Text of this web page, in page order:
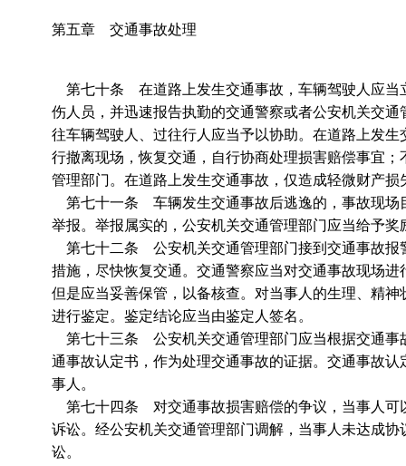
第五章 交通事故处理
第七十条 在道路上发生交通事故，车辆驾驶人应当
伤人员，并迅速报告执勤的交通警察或者公安机关交
往车辆驾驶人、过往行人应当予以协助。在道路上发
行撤离现场，恢复交通，自行协商处理损害赔偿事宜
管理部门。在道路上发生交通事故，仅造成轻微财产
第七十一条 车辆发生交通事故后逃逸的，事故现场
举报。举报属实的，公安机关交通管理部门应当给予奖
第七十二条 公安机关交通管理部门接到交通事故报
措施，尽快恢复交通。交通警察应当对交通事故现场
但是应当妥善保管，以备核查。对当事人的生理、精
进行鉴定。鉴定结论应当由鉴定人签名。
第七十三条 公安机关交通管理部门应当根据交通事
通事故认定书，作为处理交通事故的证据。交通事故
事人。
第七十四条 对交通事故损害赔偿的争议，当事人可
诉讼。经公安机关交通管理部门调解，当事人未达成
讼。